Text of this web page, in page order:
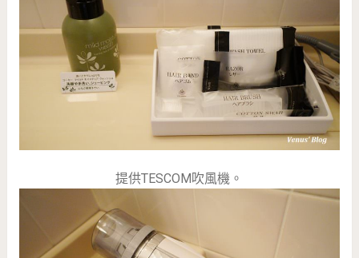
提供TESCOM吹風機。